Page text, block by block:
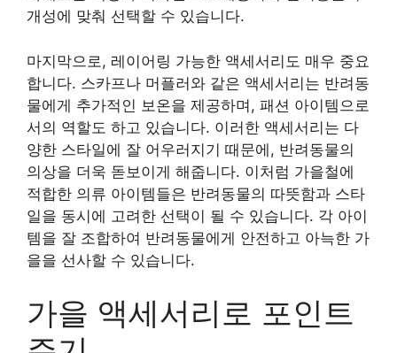
개성에 맞춰 선택할 수 있습니다.
마지막으로, 레이어링 가능한 액세서리도 매우 중요
합니다. 스카프나 머플러와 같은 액세서리는 반려동
물에게 추가적인 보온을 제공하며, 패션 아이템으로
서의 역할도 하고 있습니다. 이러한 액세서리는 다
양한 스타일에 잘 어우러지기 때문에, 반려동물의
의상을 더욱 돋보이게 해줍니다. 이처럼 가을철에
적합한 의류 아이템들은 반려동물의 따뜻함과 스타
일을 동시에 고려한 선택이 될 수 있습니다. 각 아이
템을 잘 조합하여 반려동물에게 안전하고 아늑한 가
을을 선사할 수 있습니다.
가을 액세서리로 포인트